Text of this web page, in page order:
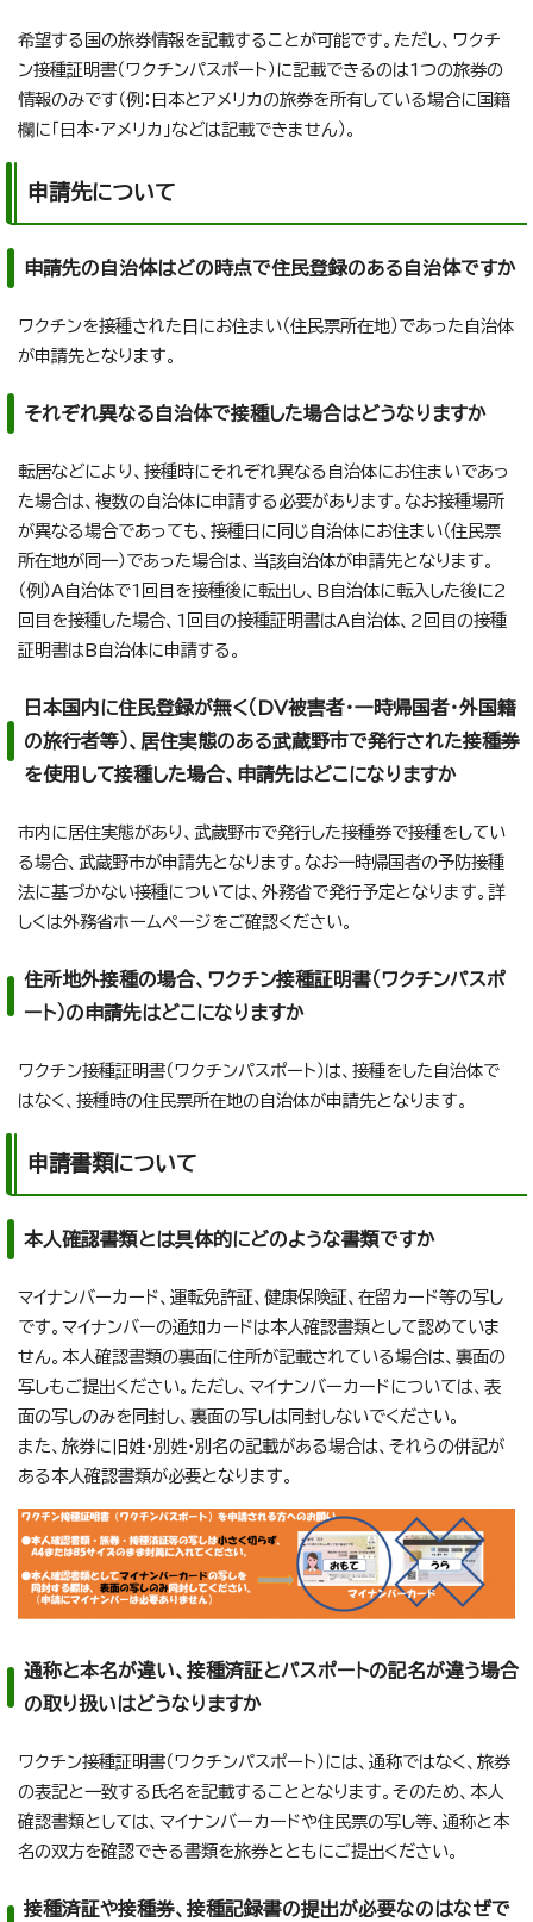
希望する国の旅券情報を記載することが可能です。ただし、ワクチ
ン接種証明書（ワクチンパスポート）に記載できるのは1つの旅券の
情報のみです（例：日本とアメリカの旅券を所有している場合に国籍
欄に「日本・アメリカ」などは記載できません）。
申請先について
申請先の自治体はどの時点で住民登録のある自治体ですか
ワクチンを接種された日にお住まい（住民票所在地）であった自治体
が申請先となります。
それぞれ異なる自治体で接種した場合はどうなりますか
転居などにより、接種時にそれぞれ異なる自治体にお住まいであっ
た場合は、複数の自治体に申請する必要があります。なお接種場所
が異なる場合であっても、接種日に同じ自治体にお住まい（住民票
所在地が同一）であった場合は、当該自治体が申請先となります。
（例）A自治体で1回目を接種後に転出し、B自治体に転入した後に2
回目を接種した場合、1回目の接種証明書はA自治体、2回目の接種
証明書はB自治体に申請する。
日本国内に住民登録が無く（DV被害者・一時帰国者・外国籍
の旅行者等）、居住実態のある武蔵野市で発行された接種券
を使用して接種した場合、申請先はどこになりますか
市内に居住実態があり、武蔵野市で発行した接種券で接種をしてい
る場合、武蔵野市が申請先となります。なお一時帰国者の予防接種
法に基づかない接種については、外務省で発行予定となります。詳
しくは外務省ホームページをご確認ください。
住所地外接種の場合、ワクチン接種証明書（ワクチンパスポ
ート）の申請先はどこになりますか
ワクチン接種証明書（ワクチンパスポート）は、接種をした自治体で
はなく、接種時の住民票所在地の自治体が申請先となります。
申請書類について
本人確認書類とは具体的にどのような書類ですか
マイナンバーカード、運転免許証、健康保険証、在留カード等の写し
です。マイナンバーの通知カードは本人確認書類として認めていま
せん。本人確認書類の裏面に住所が記載されている場合は、裏面の
写しもご提出ください。ただし、マイナンバーカードについては、表
面の写しのみを同封し、裏面の写しは同封しないでください。
また、旅券に旧姓・別姓・別名の記載がある場合は、それらの併記が
ある本人確認書類が必要となります。
通称と本名が違い、接種済証とパスポートの記名が違う場合
の取り扱いはどうなりますか
ワクチン接種証明書（ワクチンパスポート）には、通称ではなく、旅券
の表記と一致する氏名を記載することとなります。そのため、本人
確認書類としては、マイナンバーカードや住民票の写し等、通称と本
名の双方を確認できる書類を旅券とともにご提出ください。
接種済証や接種券、接種記録書の提出が必要なのはなぜで